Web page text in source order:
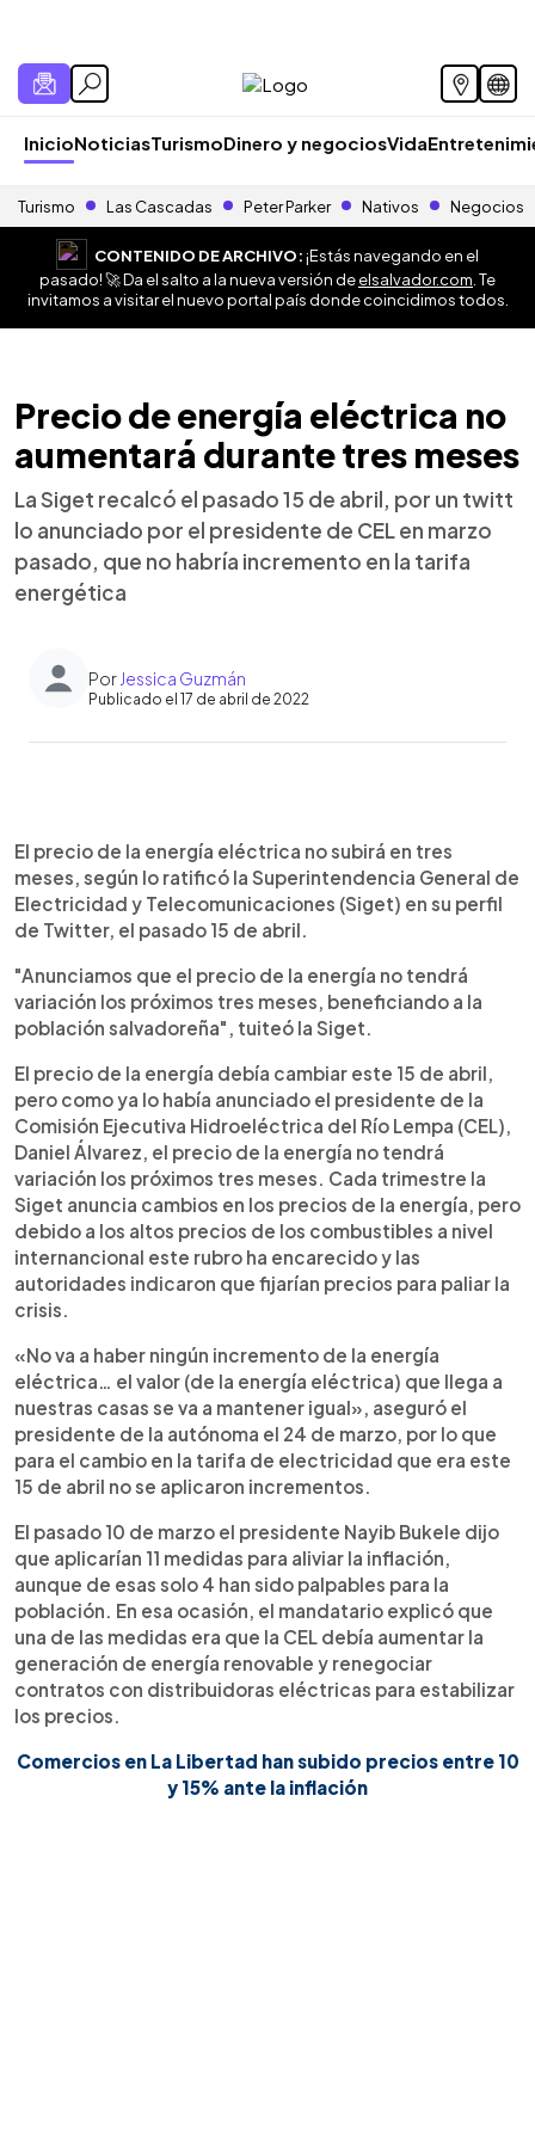
InicioNoticiasTurismoDinero y negociosVida
Turismo Las Cascadas Peter Parker Nativos Negocios
CONTENIDO DE ARCHIVO:¡Estás navegando en el
pasado! 🚀 Da el salto a la nueva versión deelsalvador.com . Te
invitamos a visitar el nuevo portal país donde coincidimos todos.
Precio de energía eléctrica no
aumentará durante tres meses
La Siget recalcó el pasado 15 de abril, por un twitt
lo anunciado por el presidente de CEL en marzo
pasado, que no habría incremento en la tarifa
energética
Por Jessica Guzmán
Publicado el 17 de abril de 2022
► Escuchar artículo
El precio de la energía eléctrica no subirá en tres
meses, según lo ratificó la Superintendencia General de
Electricidad y Telecomunicaciones (Siget) en su perfil
de Twitter, el pasado 15 de abril.
"Anunciamos que el precio de la energía no tendrá
variación los próximos tres meses, beneficiando a la
población salvadoreña", tuiteó la Siget.
El precio de la energía debía cambiar este 15 de abril,
pero como ya lo había anunciado el presidente de la
Comisión Ejecutiva Hidroeléctrica del Río Lempa (CEL),
Daniel Álvarez, el precio de la energía no tendrá
variación los próximos tres meses. Cada trimestre la
Siget anuncia cambios en los precios de la energía, pero
debido a los altos precios de los combustibles a nivel
internancional este rubro ha encarecido y las
autoridades indicaron que fijarían precios para paliar la
crisis.
«No va a haber ningún incremento de la energía
eléctrica… el valor (de la energía eléctrica) que llega a
nuestras casas se va a mantener igual», aseguró el
presidente de la autónoma el 24 de marzo, por lo que
para el cambio en la tarifa de electricidad que era este
15 de abril no se aplicaron incrementos.
El pasado 10 de marzo el presidente Nayib Bukele dijo
que aplicarían 11 medidas para aliviar la inflación,
aunque de esas solo 4 han sido palpables para la
población. En esa ocasión, el mandatario explicó que
una de las medidas era que la CEL debía aumentar la
generación de energía renovable y renegociar
contratos con distribuidoras eléctricas para estabilizar
los precios.
Comercios en La Libertad han subido precios entre 10
y 15% ante la inflación